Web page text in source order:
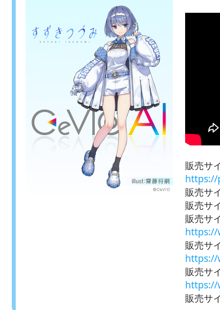
販売サ
https://
販売サ
販売サ
販売サ
https://
販売サ
https://
販売サ
https://
販売サ